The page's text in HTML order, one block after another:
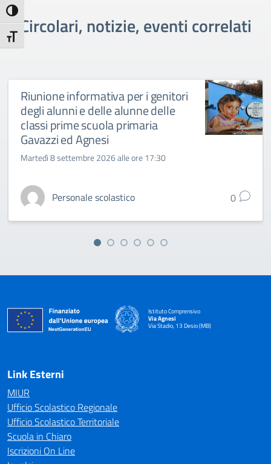
Attiva/disattiva alto contrasto
Attiva/disattiva dimensione testo
Circolari, notizie, eventi correlati
Riunione informativa per i genitori
degli alunni e delle alunne delle
classi prime scuola primaria
Gavazzi ed Agnesi
Martedì 8 settembre 2026 alle ore 17:30
Personale scolastico 0
Istituto Comprensivo
Via Agnesi
Via Stadio, 13 Desio (MB)
Link Esterni
MIUR
Ufficio Scolastico Regionale
Ufficio Scolastico Territoriale
Scuola in Chiaro
Iscrizioni On Line